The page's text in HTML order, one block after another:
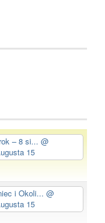
– 8 si... @
15
i Okoli... @
15